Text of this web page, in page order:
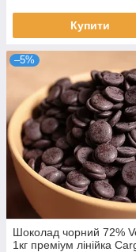
Купити
–5%
Шоколад чорний 72%
1кг преміум лінійка